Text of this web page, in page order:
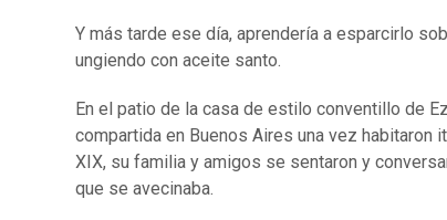
Y más tarde ese día, aprendería a esparcirlo
ungiendo con aceite santo.
En el patio de la casa de estilo conventillo de
compartida en Buenos Aires una vez habitaron
XIX, su familia y amigos se sentaron y
que se avecinaba.